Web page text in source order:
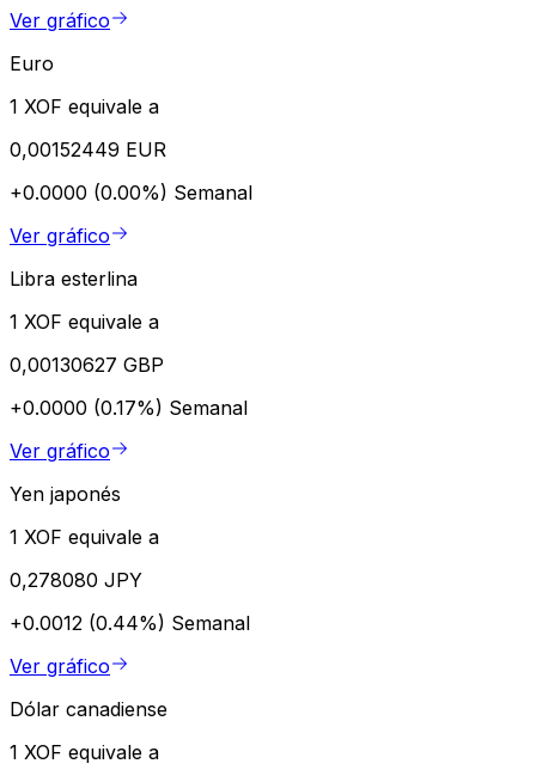
Ver gráfico
Euro
1 XOF equivale a
0,00152449 EUR
+0.0000 (0.00%) Semanal
Ver gráfico
Libra esterlina
1 XOF equivale a
0,00130627 GBP
+0.0000 (0.17%) Semanal
Ver gráfico
Yen japonés
1 XOF equivale a
0,278080 JPY
+0.0012 (0.44%) Semanal
Ver gráfico
Dólar canadiense
1 XOF equivale a